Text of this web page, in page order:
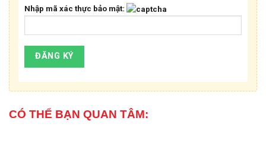
Nhập mã xác thực bảo mật:
CÓ THỂ BẠN QUAN TÂM: